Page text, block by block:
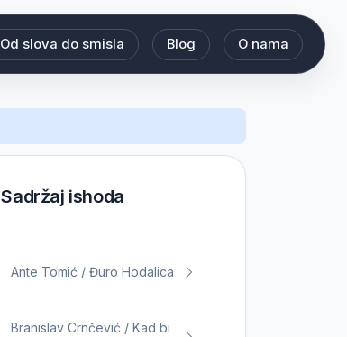
Od slova do smisla Blog O nama
Sadržaj ishoda
Ante Tomić / Đuro Hodalica
Branislav Crnčević / Kad bi